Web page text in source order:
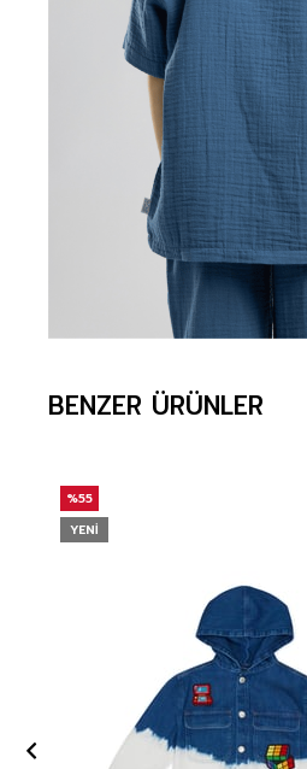
BENZER ÜRÜNLER
%55
YENI